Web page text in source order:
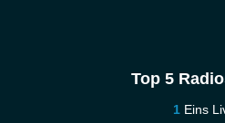
Top 5
Eins